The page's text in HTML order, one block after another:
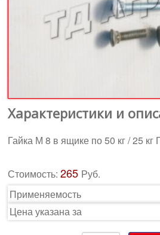
Характеристики и
Гайка М 8 в ящике по 50 кг / 25
Стоимость:265 Руб.
Применяемость
Цена указана за